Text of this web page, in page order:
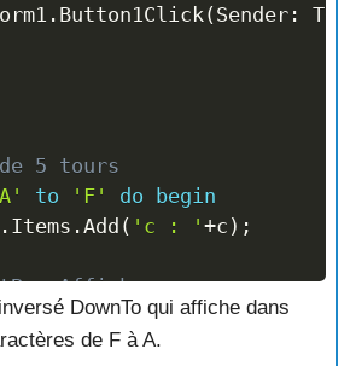
. Button1Click (Sender :
5 tours
to 'F' do begin
. Items .Add ( 'c : ' +c ) ;
Affiche :
DownTo qui affiche dans
de F à A.